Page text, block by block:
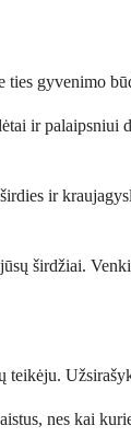
gyvenimo
ir
ir
širdžiai.
nes kai